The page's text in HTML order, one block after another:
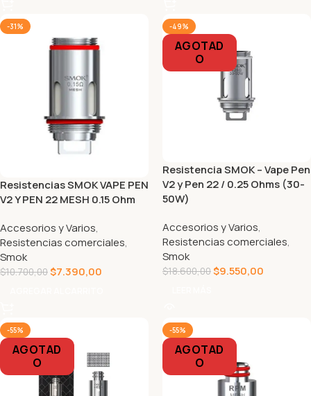
-31%
Resistencias SMOK VAPE PEN
V2 Y PEN 22 MESH 0.15 Ohm
Accesorios y Varios,
Resistencias comerciales,
Smok
$10.700,00$7.390,00
-49%
AGOTAD
O
Resistencia SMOK – Vape Pen
V2 y Pen 22 / 0.25 Ohms (30-
50W)
Accesorios y Varios,
Resistencias comerciales,
Smok
$18.600,00$9.550,00
-55%
AGOTAD
O
-55%
AGOTAD
O